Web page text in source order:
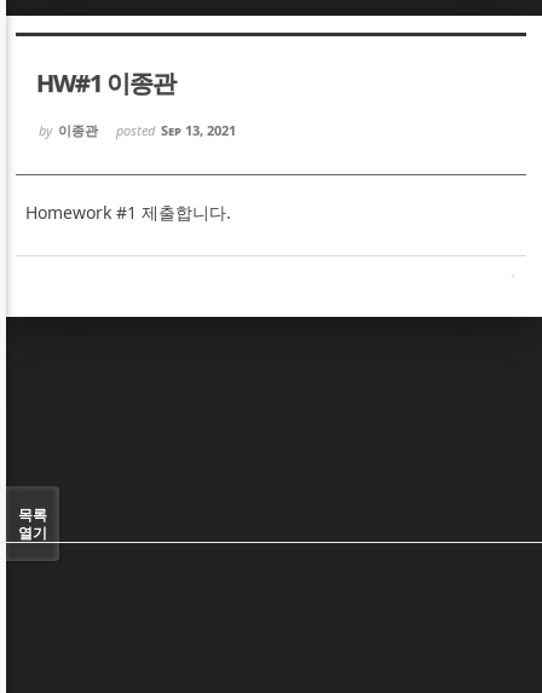
HW#1 이종관
by 이종관 posted Sep 13, 2021
Homework #1 제출합니다.
목록
열기
Sketchbook5, 스케치북5
Sketchbook5, 스케치북5
Sketchbook5, 스케치북5
Sketchbook5, 스케치북5